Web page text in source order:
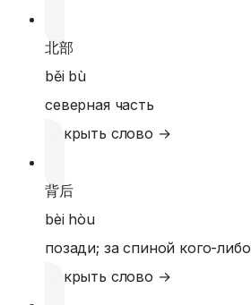
北部
běi bù
северная часть
Открыть слово →
背后
bèi hòu
позади; за спиной кого-либо
Открыть слово →